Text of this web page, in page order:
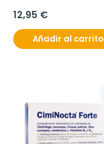
12,95 €
Añadir al carrito